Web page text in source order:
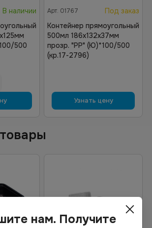
В наличии
500
Арт. 01767
Под заказ
Контейнер прямоугольный
500мл 186х132х37мм
прозр. "РР" (Ю)*100/500
(кр.17-2796)
Узнать цену
нам. Получите